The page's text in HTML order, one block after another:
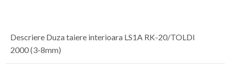
Descriere Duza taiere interioara LS1A RK-20/TOLDI
2000 (3-8mm)